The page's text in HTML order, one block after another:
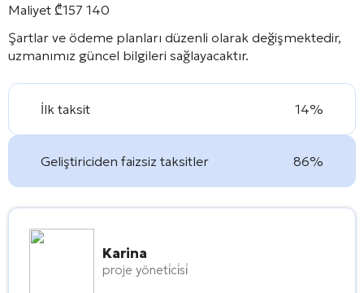
Maliyet ₾157 140
Şartlar ve ödeme planları düzenli olarak değişmektedir,
uzmanımız güncel bilgileri sağlayacaktır.
İlk taksit 14%
Geliştiriciden faizsiz taksitler 86%
Karina
proje yöneti̇ci̇si̇